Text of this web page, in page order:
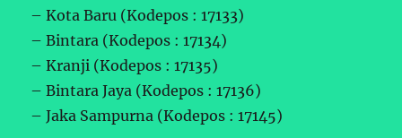
– Kota Baru (Kodepos : 17133)
– Bintara (Kodepos : 17134)
– Kranji (Kodepos : 17135)
– Bintara Jaya (Kodepos : 17136)
– Jaka Sampurna (Kodepos : 17145)